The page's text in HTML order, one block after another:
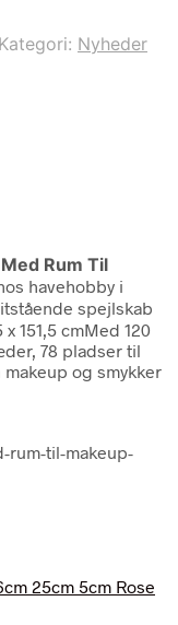
Kategori: Nyheder
Rum Til
havehobby i
spejlskab
151,5 cmMed 120
78 pladser til
og smykker
rum-til-makeup-